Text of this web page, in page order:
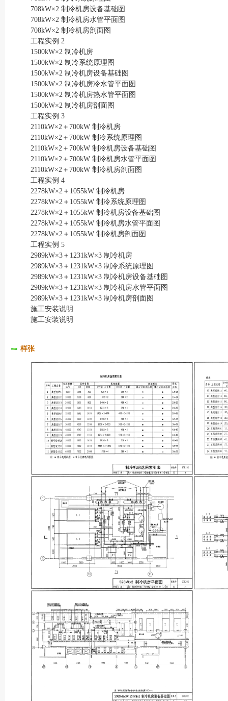
708kW×2 制冷机房设备基础图
708kW×2 制冷机房水管平面图
708kW×2 制冷机房剖面图
工程实例 2
1500kW×2 制冷机房
1500kW×2 制冷系统原理图
1500kW×2 制冷机房设备基础图
1500kW×2 制冷机房冷水管平面图
1500kW×2 制冷机房热水管平面图
1500kW×2 制冷机房剖面图
工程实例 3
2110kW×2＋700kW 制冷机房
2110kW×2＋700kW 制冷系统原理图
2110kW×2＋700kW 制冷机房设备基础图
2110kW×2＋700kW 制冷机房水管平面图
2110kW×2＋700kW 制冷机房剖面图
工程实例 4
2278kW×2＋1055kW 制冷机房
2278kW×2＋1055kW 制冷系统原理图
2278kW×2＋1055kW 制冷机房设备基础图
2278kW×2＋1055kW 制冷机房水管平面图
2278kW×2＋1055kW 制冷机房剖面图
工程实例 5
2989kW×3＋1231kW×3 制冷机房
2989kW×3＋1231kW×3 制冷系统原理图
2989kW×3＋1231kW×3 制冷机房设备基础图
2989kW×3＋1231kW×3 制冷机房水管平面图
2989kW×3＋1231kW×3 制冷机房剖面图
施工安装说明
施工安装说明
样张